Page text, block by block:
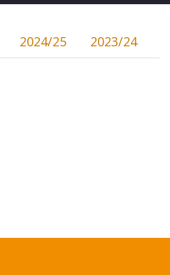
2024/25
2023/24